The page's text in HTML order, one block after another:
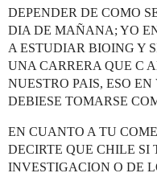
DEPENDER DE COMO
DIA DE MAÑANA; YO
A ESTUDIAR BIOING Y
UNA CARRERA QUE C
NUESTRO PAIS, ESO
DEBIESE TOMARSE
EN CUANTO A TU
DECIRTE QUE CHILE SI
INVESTIGACION O DE